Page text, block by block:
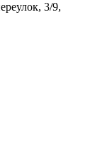
3/9,